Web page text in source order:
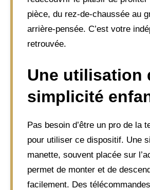
pièce, du rez-de-chaussée au
arrière-pensée. C’est votre
retrouvée.
Une utilisation
simplicité
Pas besoin d’être un pro de la
pour utiliser ce dispositif. Une
manette, souvent placée sur
permet de monter et de
facilement. Des